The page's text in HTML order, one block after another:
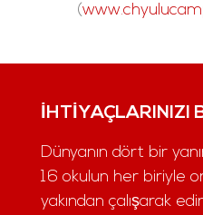
(
İHTIYAÇLARINIZI
Dünyanın dört bir
16 okulun her biriyle
yakından çalışarak